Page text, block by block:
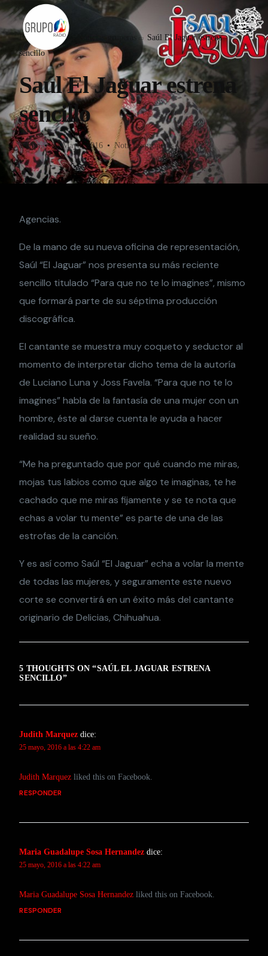
Home Blog
Saúl El Jaguar estrena
sencillo
Saúl El Jaguar estrena
sencillo
admin 24 Mayo, 2016 Noticias-gruperas
Agencias.
De la mano de su nueva oficina de representación,
Saúl “El Jaguar” nos presenta su más reciente
sencillo titulado “Para que no te lo imagines”, mismo
que formará parte de su séptima producción
discográfica.
El cantante se muestra muy coqueto y seductor al
momento de interpretar dicho tema de la autoría
de Luciano Luna y Joss Favela. “Para que no te lo
imagines” habla de la fantasía de una mujer con un
hombre, éste al darse cuenta le ayuda a hacer
realidad su sueño.
“Me ha preguntado que por qué cuando me miras,
mojas tus labios como que algo te imaginas, te he
cachado que me miras fijamente y se te nota que
echas a volar tu mente” es parte de una de las
estrofas de la canción.
Y es así como Saúl “El Jaguar” echa a volar la mente
de todas las mujeres, y seguramente este nuevo
corte se convertirá en un éxito más del cantante
originario de Delicias, Chihuahua.
5 THOUGHTS ON “SAÚL EL JAGUAR ESTRENA
SENCILLO”
Judith Marquez dice:
25 mayo, 2016 a las 4:22 am
Judith Marquez liked this on Facebook.
RESPONDER
Maria Guadalupe Sosa Hernandez dice:
25 mayo, 2016 a las 4:22 am
Maria Guadalupe Sosa Hernandez liked this on Facebook.
RESPONDER